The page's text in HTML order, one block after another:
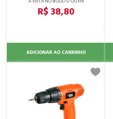
R$ 38,80
ADICIONAR AO CARRINHO